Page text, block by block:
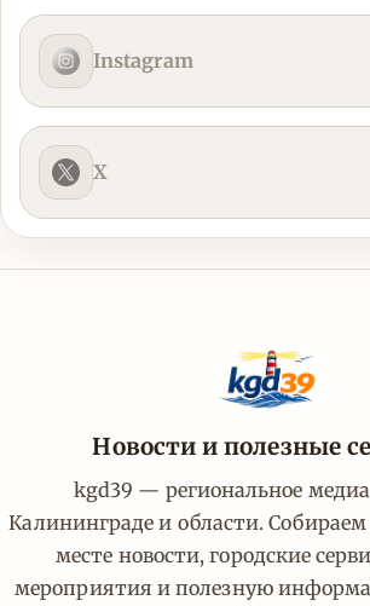
Instagram
X
Новости и полезные
kgd39 — региональное
Калининграде и области.
месте новости, городские
мероприятия и полезную